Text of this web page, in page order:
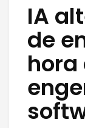
IA
de